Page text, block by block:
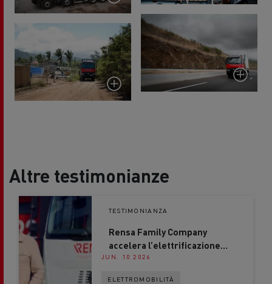
Altre testimonianze
TESTIMONIANZA
Rensa Family Company
accelera l’elettrificazione
con Renault Trucks
JUN. 10 2026
ELETTROMOBILITÀ